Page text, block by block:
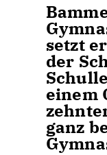
setzt
der
einem
ganz